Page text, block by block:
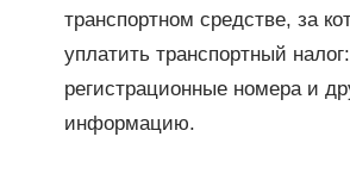
транспортном средстве, за
уплатить транспортный
регистрационные номера и
информацию.